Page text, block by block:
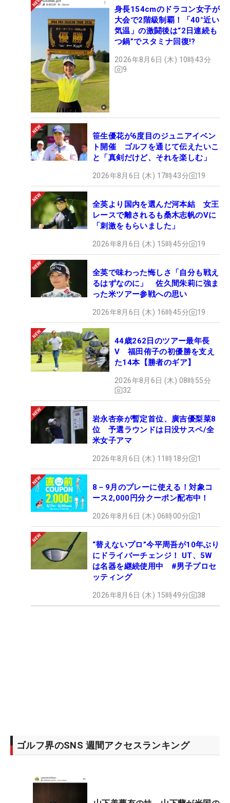
身長154cmのドラコン女子が
大会で2階級制覇！「40°近い
気温」の激闘後は“2日連続も
つ鍋”でスタミナ回復!?
2026年8月6日 (木) 10時43分
9
笹生優花が6度目のジュニアイベン
ト開催 ゴルフを通じて伝えたいこ
と「真剣だけど、それを楽しむ」
2026年8月6日 (木) 17時43分 19
全英より国内を選んだ河本結 女王
レースで離されるも桑木志帆のVに
「刺激をもらいました」
2026年8月6日 (木) 15時45分 19
全英で味わった悔しさ「自分も戦え
るはずなのに」 佐久間朱莉に強ま
った米ツアー参戦への思い
2026年8月6日 (木) 16時45分 19
44歳262日のツアー最年長
V 福田侑子の初優勝を支え
た14本【勝者のギア】
2026年8月6日 (木) 08時55分
32
岩永杏奈が暫定首位、廣吉優梨菜8
位 予選ラウンドは日没サスペ/全
米女子アマ
2026年8月6日 (木) 11時18分 1
8－9月のプレーに使える！対象コ
ース2,000円分クーポン配布中！
2026年8月6日 (木) 06時00分 1
“替えないプロ”今平周吾が10年ぶり
にドライバーチェンジ！ UT、5W
は名器を継続使用中 #男子プロセ
ッティング
2026年8月6日 (木) 15時49分 38
ゴルフ界のSNS 週間アクセスランキング